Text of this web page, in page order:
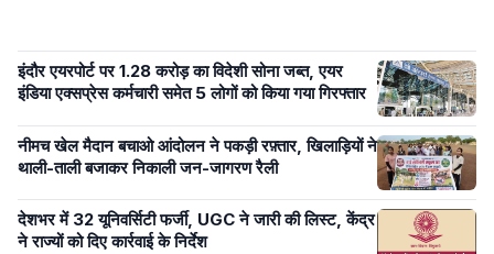
इंदौर एयरपोर्ट पर 1.28 करोड़ का विदेशी सोना जब्त, एयर
इंडिया एक्सप्रेस कर्मचारी समेत 5 लोगों को किया गया गिरफ्तार
नीमच खेल मैदान बचाओ आंदोलन ने पकड़ी रफ़्तार, खिलाड़ियों ने
थाली-ताली बजाकर निकाली जन-जागरण रैली
देशभर में 32 यूनिवर्सिटी फर्जी, UGC ने जारी की लिस्ट, केंद्र
ने राज्यों को दिए कार्रवाई के निर्देश